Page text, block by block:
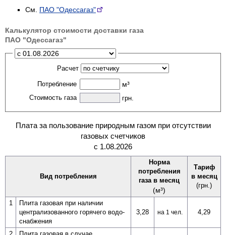
См. ПАО "Одессагаз"
Калькулятор стоимости доставки газа
ПАО "Одессагаз"
Расчет
Потребление м³
Стоимость газа грн.
Плата за пользование природным газом при отсутствии
газовых счетчиков
с 1.08.2026
Вид потребления
Норма
потребления
газа в месяц
(м³)
Тариф
в месяц
(грн.)
1
Плита газовая при наличии
централи­­зованного горячего водо­­
снабжения
3,28 на 1 чел. 4,29